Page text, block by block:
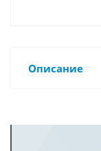
Описание